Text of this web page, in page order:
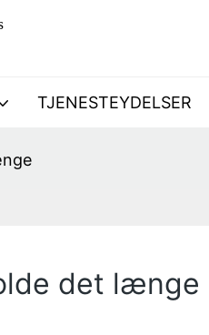
TJENESTEYDELSER
det længe